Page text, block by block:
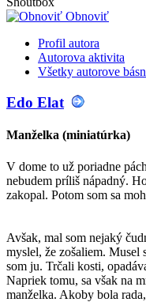
Obnoviť
Profil autora
Autorova aktivita
Všetky autorove
Edo Elat
Manželka (miniatúrka)
V dome to už poriadne
nebudem príliš nápadný.
zakopal. Potom som sa
Avšak, mal som nejaký
myslel, že zošaliem. Musel
som ju. Trčali kosti,
Napriek tomu, sa však na
manželka. Akoby bola